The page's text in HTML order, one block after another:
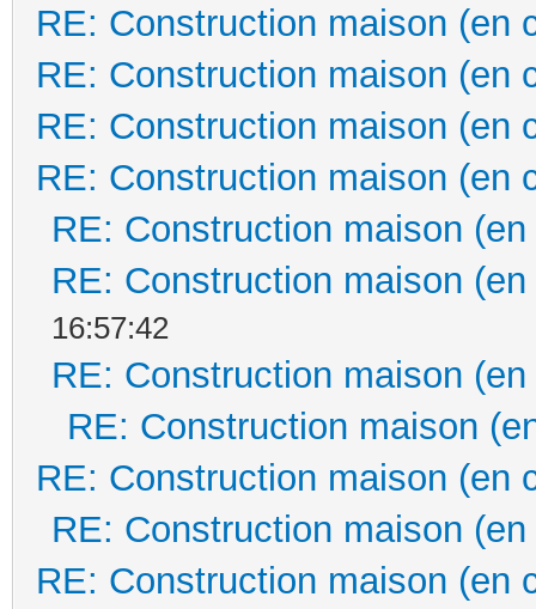
RE: Construction maison (en
RE: Construction maison (en
RE: Construction maison (en
RE: Construction maison (en
RE: Construction maison
RE: Construction maison
16:57:42
RE: Construction maison
RE: Construction maison
RE: Construction maison (en
RE: Construction maison
RE: Construction maison (en